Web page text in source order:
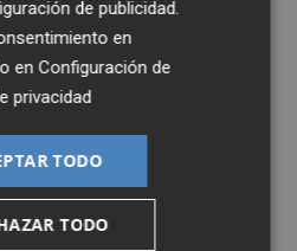
de publicidad
en
enConfiguración de
privacidad
TODO
TODO